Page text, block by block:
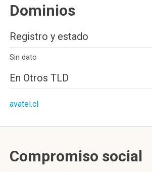
Dominios
Registro y estado
Sin dato
En Otros TLD
avatel.cl
Compromiso social